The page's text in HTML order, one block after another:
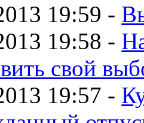
19:59 -
19:58 -
свой
19:57 -